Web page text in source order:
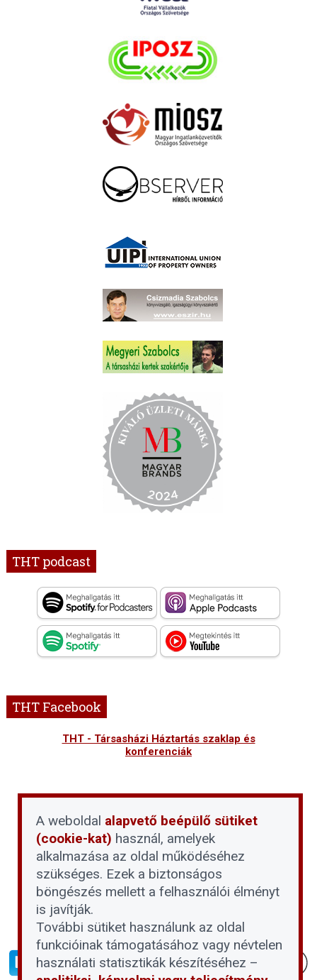
THT podcast
THT Facebook
THT - Társasházi Háztartás szaklap és
konferenciák
A weboldal alapvető beépülő sütiket
(cookie-kat) használ, amelyek
alkalmazása az oldal működéséhez
szükséges. Ezek a biztonságos
böngészés mellett a felhasználói élményt
is javítják.
További sütiket használunk az oldal
funkcióinak támogatásához vagy névtelen
használati statisztikák készítéséhez –